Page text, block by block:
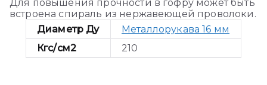
Для повышения прочности в гофру может быть
встроена спираль из нержавеющей проволоки.
Диаметр Ду
Металлорукава 16 мм
Кгс/см2
210